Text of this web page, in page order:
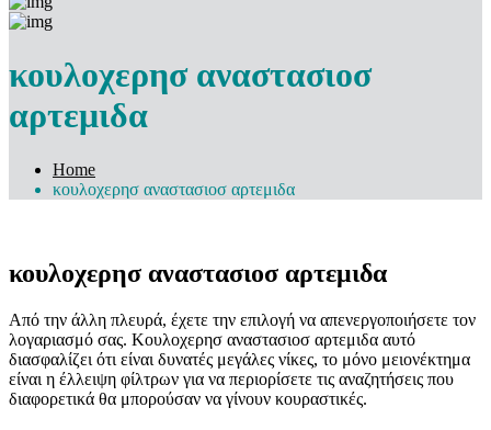
κουλοχερησ αναστασιοσ
αρτεμιδα
Home
κουλοχερησ αναστασιοσ αρτεμιδα
κουλοχερησ αναστασιοσ αρτεμιδα
Από την άλλη πλευρά, έχετε την επιλογή να απενεργοποιήσετε τον
λογαριασμό σας. Κουλοχερησ αναστασιοσ αρτεμιδα αυτό
διασφαλίζει ότι είναι δυνατές μεγάλες νίκες, το μόνο μειονέκτημα
είναι η έλλειψη φίλτρων για να περιορίσετε τις αναζητήσεις που
διαφορετικά θα μπορούσαν να γίνουν κουραστικές.